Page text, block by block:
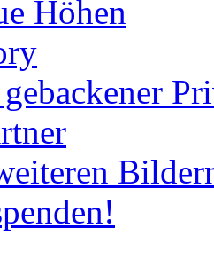
Höhen